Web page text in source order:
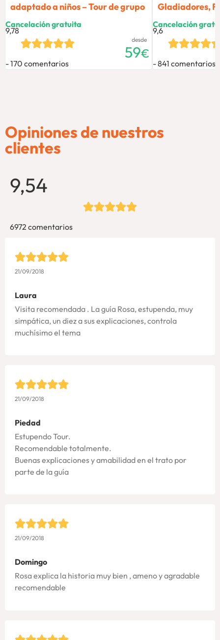
adaptado a niños – Tour de grupo
9,78
170 comentarios
desde
59€
Cancelación gratuita
Gladiadores,
9,6
841 comentarios
Cancelación
Opiniones de nuestros
clientes
9,54
6972 comentarios
21/09/2018
Laura
Visita recomendada . La guía Rosa, estupenda, muy
simpática, un diez a sus explicaciones, controla
muchísimo el tema
21/09/2018
Piedad
Estupendo Tour.
Recomendable totalmente.
Buenas explicaciones y amabilidad en el trato por
parte de la guía
21/09/2018
Domingo
Rosa explica la historia muy bien , ameno y agradable
recomendable